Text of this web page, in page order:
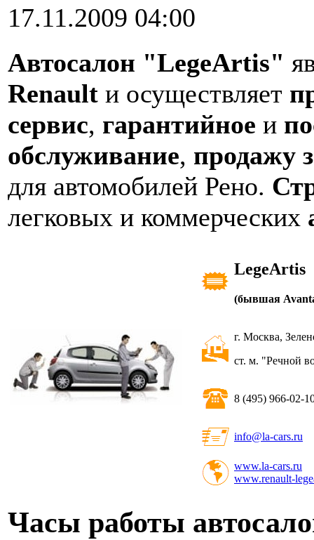
17.11.2009 04:00
Автосалон "LegeArtis"
Renault и осуществляет
сервис, гарантийное и
обслуживание, продажу
для автомобилей Рено.
легковых и коммерческих
LegeArtis
(бывшая
г. Москва,
ст. м. "Речной
8 (495) 966-02-
info@la-cars.ru
www.la-cars.ru
www.renault-
Часы работы